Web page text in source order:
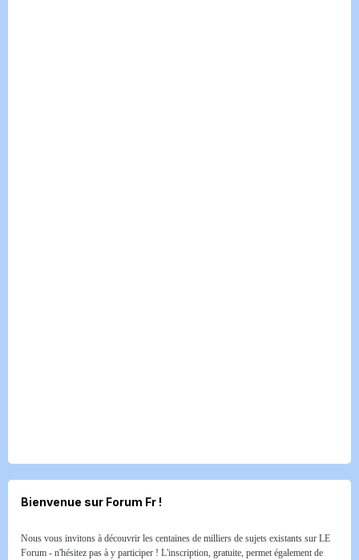
Bienvenue sur Forum Fr !
Nous vous invitons à découvrir les centaines de milliers de sujets existants sur LE
Forum - n'hésitez pas à y participer ! L'inscription, gratuite, permet également de